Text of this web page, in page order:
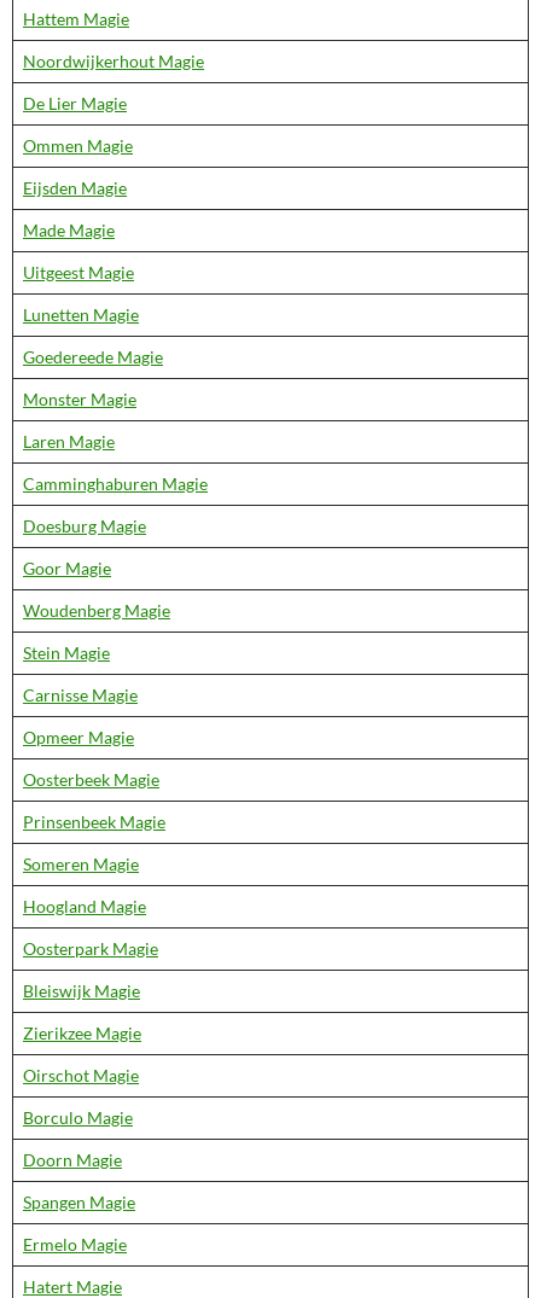
Hattem Magie
Noordwijkerhout Magie
De Lier Magie
Ommen Magie
Eijsden Magie
Made Magie
Uitgeest Magie
Lunetten Magie
Goedereede Magie
Monster Magie
Laren Magie
Camminghaburen Magie
Doesburg Magie
Goor Magie
Woudenberg Magie
Stein Magie
Carnisse Magie
Opmeer Magie
Oosterbeek Magie
Prinsenbeek Magie
Someren Magie
Hoogland Magie
Oosterpark Magie
Bleiswijk Magie
Zierikzee Magie
Oirschot Magie
Borculo Magie
Doorn Magie
Spangen Magie
Ermelo Magie
Hatert Magie